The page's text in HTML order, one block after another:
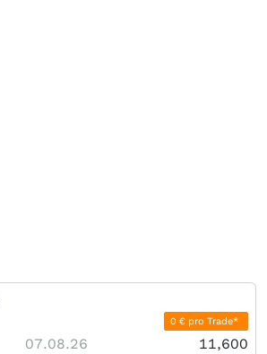
0 € pro Trade*
07.08.26
11,600